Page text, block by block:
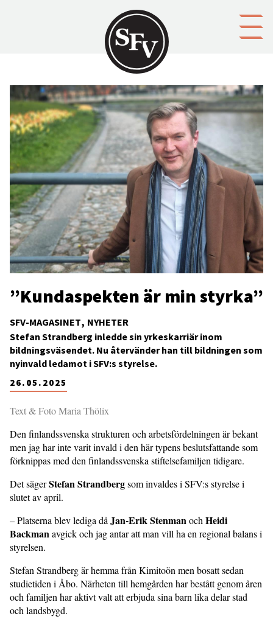
SFV-MAGASINET NYHETER
”Kundaspekten är min styrka”
26.05.2025
Stefan Strandberg inledde sin yrkeskarriär inom
bildningsväsendet. Nu återvänder han till bildningen som
nyinvald ledamot i SFV:s styrelse.
Text & Foto Maria Thölix
Den finlandssvenska strukturen och arbetsfördelningen är bekant
men jag har inte varit invald i den här typens beslutsfattande som
förknippas med den finlandssvenska stiftelsefamiljen tidigare.
Det sägerStefan Strandbergsom invaldes i SFV:s styrelse i
slutet av april.
– Platserna blev lediga då Jan-Erik Stenmanoch Heidi
Backmanavgick och jag antar att man vill ha en regional balans i
styrelsen.
Stefan Strandberg är hemma från Kimitoön men bosatt sedan
studietiden i Åbo. Närheten till hemgården har bestått genom åren
och familjen har aktivt valt att erbjuda sina barn lika delar stad
och landsbygd.